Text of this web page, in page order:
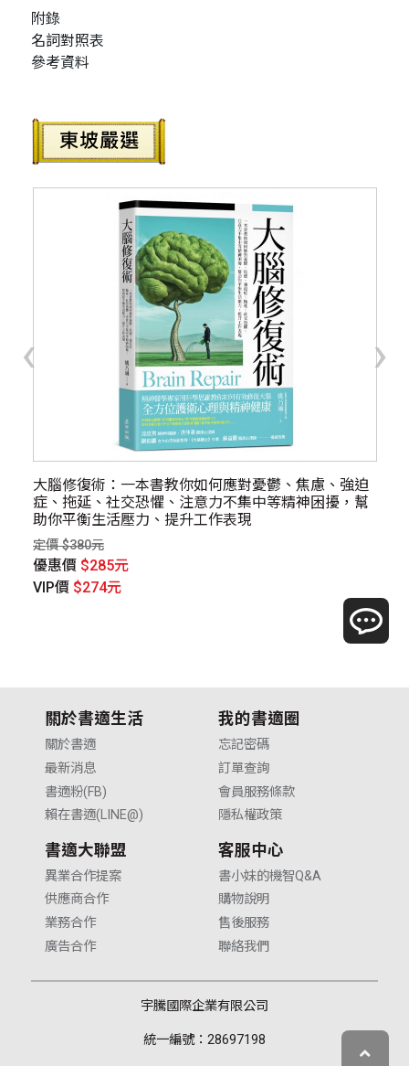
附錄
名詞對照表
參考資料
大腦修復術：一本書教你如何應對憂鬱、焦慮、強迫
症、拖延、社交恐懼、注意力不集中等精神困擾，幫
助你平衡生活壓力、提升工作表現
定價 $380元
優惠價 $285元
VIP價 $274元
‹ ›
關於書適生活
關於書適
最新消息
書適粉(FB)
賴在書適(LINE@)
我的書適圈
忘記密碼
訂單查詢
會員服務條款
隱私權政策
書適大聯盟
異業合作提案
供應商合作
業務合作
廣告合作
客服中心
書小妹的機智Q&A
購物說明
售後服務
聯絡我們
宇騰國際企業有限公司
統一編號：28697198